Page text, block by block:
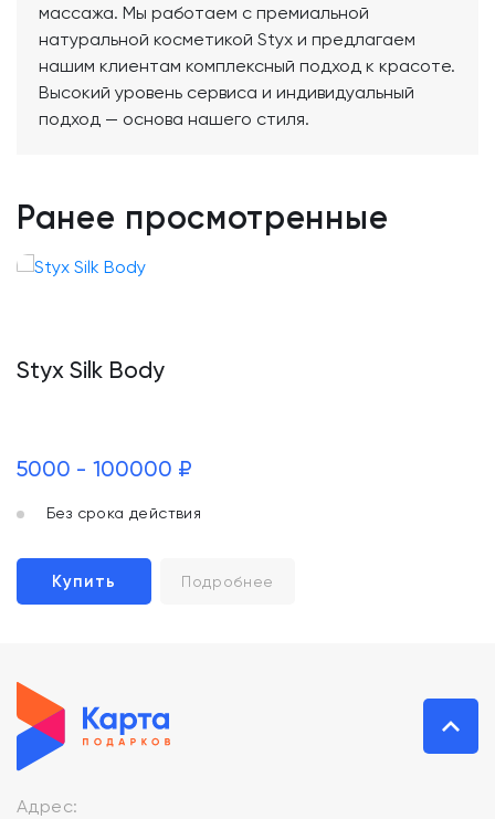
массажа. Мы работаем с премиальной
натуральной косметикой Styx и предлагаем
нашим клиентам комплексный подход к красоте.
Высокий уровень сервиса и индивидуальный
подход — основа нашего стиля.
Ранее просмотренные
Styx Silk Body
5000 - 100000 ₽
Без срока действия
Купить Подробнее
Адрес: